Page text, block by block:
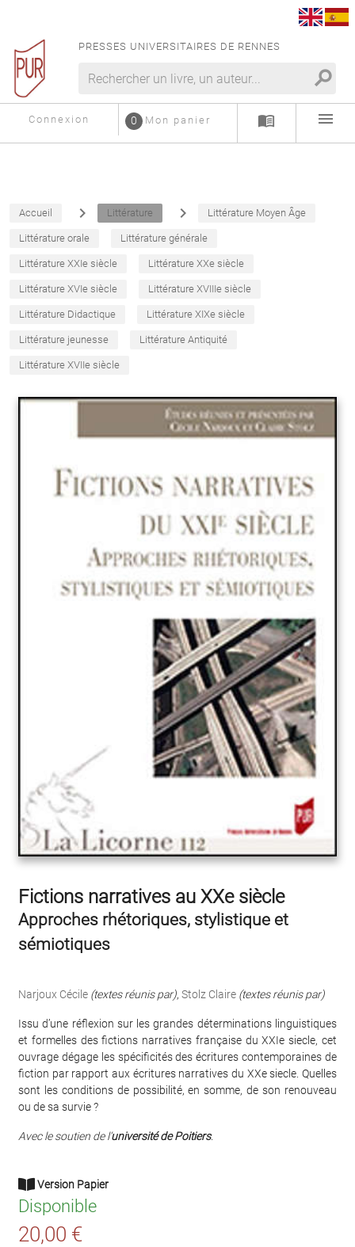
PRESSES UNIVERSITAIRES DE RENNES
search
Connexion Mon panier
0 menu_book menu
Accueil navigate_next Littérature navigate_next Littérature Moyen Âge
Littérature orale Littérature générale
Littérature XXIe siècle Littérature XXe siècle
Littérature XVIe siècle Littérature XVIIIe siècle
Littérature Didactique Littérature XIXe siècle
Littérature jeunesse Littérature Antiquité
Littérature XVIIe siècle
Fictions narratives au XXe siècle
Approches rhétoriques, stylistique et
sémiotiques
Narjoux Cécile (textes réunis par), Stolz Claire (textes réunis par)
Issu d’une réflexion sur les grandes déterminations linguistiques
et formelles des fictions narratives française du XXIe siecle, cet
ouvrage dégage les spécificités des écritures contemporaines de
fiction par rapport aux écritures narratives du XXe siecle. Quelles
sont les conditions de possibilité, en somme, de son renouveau
ou de sa survie ?
Avec le soutien de l’université de Poitiers.
Version Papier
Disponible
20,00 €